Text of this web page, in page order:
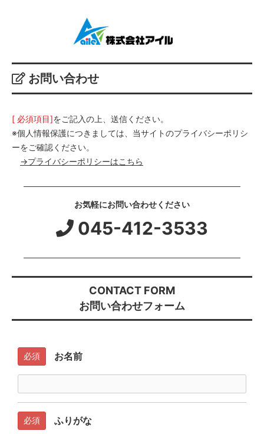
お問い合わせ
[ 必須項目]をご記入の上、送信ください。
※個人情報保護につきましては、当サイトのプライバシーポリシ
ーをご確認ください。
→プライバシーポリシーはこちら
お気軽にお問い合わせください
045-412-3533
CONTACT FORM
お問い合わせフォーム
お名前
必須
ふりがな
必須